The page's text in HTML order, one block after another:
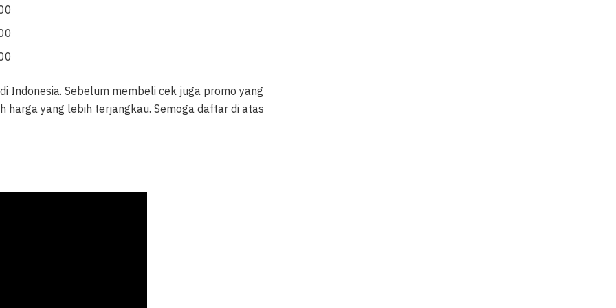
Indonesia. Sebelum membeli cek juga promo yang
harga yang lebih terjangkau. Semoga daftar di atas